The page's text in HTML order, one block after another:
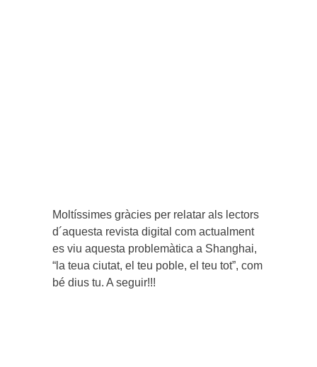
Moltíssimes gràcies per relatar als lectors
d´aquesta revista digital com actualment
es viu aquesta problemàtica a Shanghai,
“la teua ciutat, el teu poble, el teu tot”, com
bé dius tu. A seguir!!!